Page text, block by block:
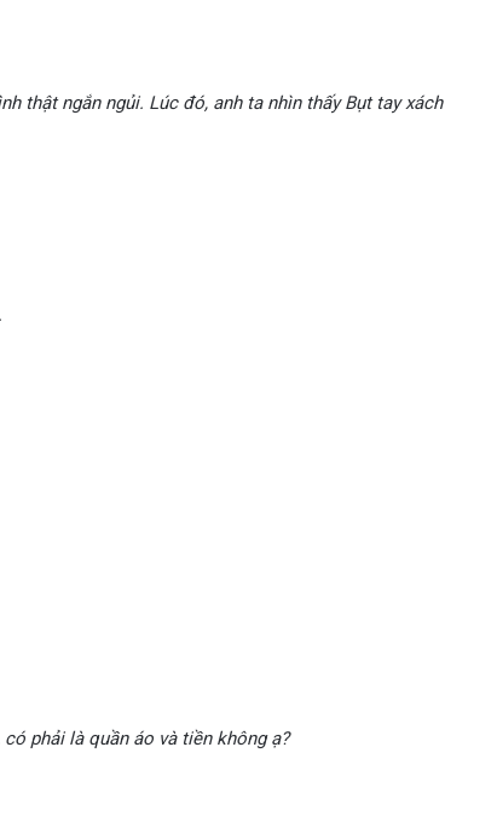
thật ngắn ngủi. Lúc đó, anh ta nhìn thấy Bụt tay xách
phải là quần áo và tiền không ạ?